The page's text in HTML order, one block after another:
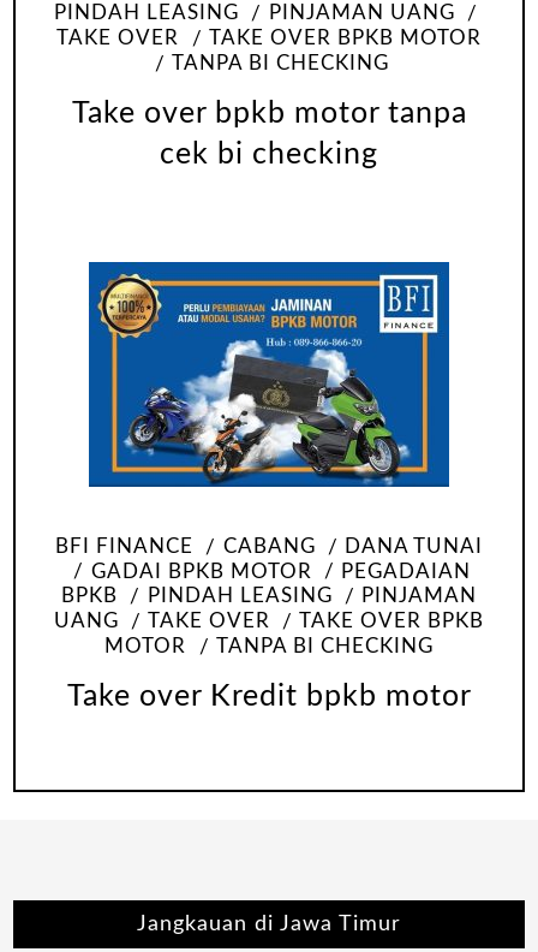
PINDAH LEASING
PINJAMAN UANG
TAKE OVER
TAKE OVER BPKB MOTOR
TANPA BI CHECKING
Take over bpkb motor tanpa
cek bi checking
BFI FINANCE CABANG
DANA TUNAI
GADAI BPKB MOTOR
PEGADAIAN
BPKB
PINDAH LEASING
PINJAMAN
UANG
TAKE OVER
TAKE OVER BPKB
MOTOR
TANPA BI CHECKING
Take over Kredit bpkb motor
Jangkauan di Jawa Timur